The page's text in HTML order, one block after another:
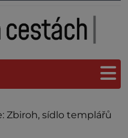
Zbiroh, sídlo templářů